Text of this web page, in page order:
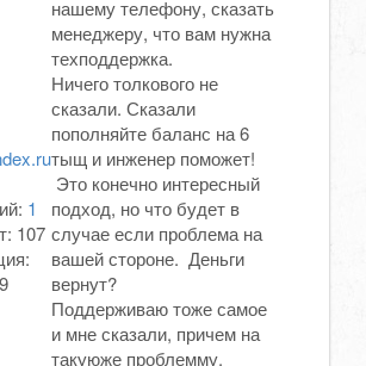
1
107
нашему телефону, сказать
менеджеру, что вам нужна
техподдержка.
Ничего толкового не
сказали. Сказали
пополняйте баланс на 6
тыщ и инженер поможет!
Это конечно интересный
подход, но что будет в
случае если проблема на
вашей стороне. Деньги
вернут?
Поддерживаю тоже самое
и мне сказали, причем на
такуюже проблемму.